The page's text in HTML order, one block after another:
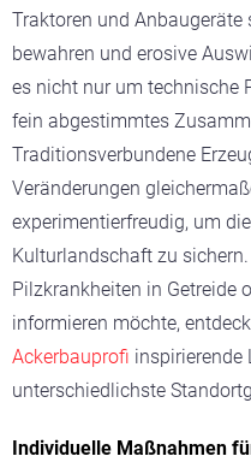
Traktoren und
bewahren und erosive
es nicht nur um technische
fein abgestimmtes
Traditionsverbundene
Veränderungen
experimentierfreudig, um
Kulturlandschaft zu
Pilzkrankheiten in Getreide
informieren möchte,
Ackerbauprofi inspirierende
unterschiedlichste
Individuelle Maßnahmen